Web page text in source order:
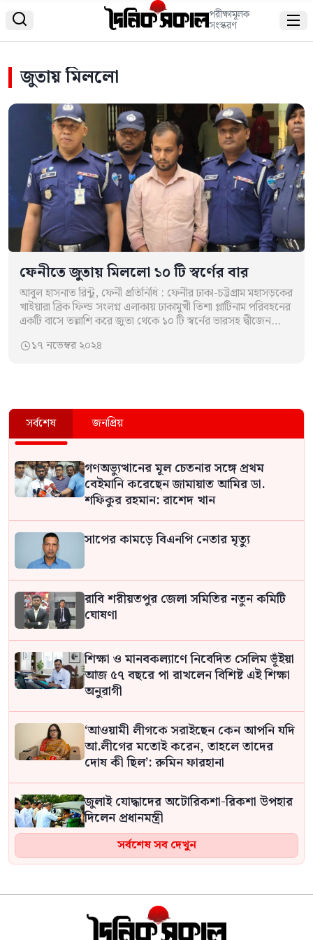
 পরীক্ষামূলক
সংস্করণ 
জুতায় মিললো
ফেনীতে জুতায় মিললো ১০ টি স্বর্ণের বার
আবুল হাসনাত রিন্টু, ফেনী প্রতিনিধি : ফেনীর ঢাকা-চট্টগ্রাম মহাসড়কের
খাইয়ারা ব্রিক ফিল্ড সংলগ্ন এলাকায় ঢাকামুখী তিশা প্লাটিনাম পরিবহনের
একটি বাসে তল্লাশি করে জুতা থেকে ১০ টি স্বর্নের ভারসহ দ্বীজেন
১৭ নভেম্বর ২০২৪
সর্বশেষ জনপ্রিয়
গণঅভ্যুত্থানের মূল চেতনার সঙ্গে প্রথম
বেইমানি করেছেন জামায়াত আমির ডা.
শফিকুর রহমান: রাশেদ খান
সাপের কামড়ে বিএনপি নেতার মৃত্যু
রাবি শরীয়তপুর জেলা সমিতির নতুন কমিটি
ঘোষণা
শিক্ষা ও মানবকল্যাণে নিবেদিত সেলিম ভূঁইয়া
আজ ৫৭ বছরে পা রাখলেন বিশিষ্ট এই শিক্ষা
অনুরাগী
‘আওয়ামী লীগকে সরাইছেন কেন আপনি যদি
আ.লীগের মতোই করেন, তাহলে তাদের
দোষ কী ছিল’: রুমিন ফারহানা
জুলাই যোদ্ধাদের অটোরিকশা-রিকশা উপহার
দিলেন প্রধানমন্ত্রী
নির্দেশ অমান্য করে কোনো শিক্ষক প্রাইভেট
সমাজকল্যাণ প্রতিমন্ত্রী
যুক্তরাষ্ট্র-ইসরাইলের আগ্রাসন মোকাবিলায়
সর্বশেষ সব দেখুন